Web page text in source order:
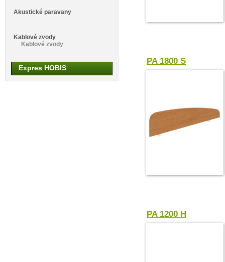
PA 1800 S
PA 1200 H
Akustické paravany
Kablové zvody
Kablové zvody
Expres HOBIS